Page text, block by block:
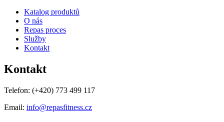
Katalog produktů
O nás
Repas proces
Služby
Kontakt
Kontakt
Telefon: (+420) 773 499 117
Email: info@repasfitness.cz